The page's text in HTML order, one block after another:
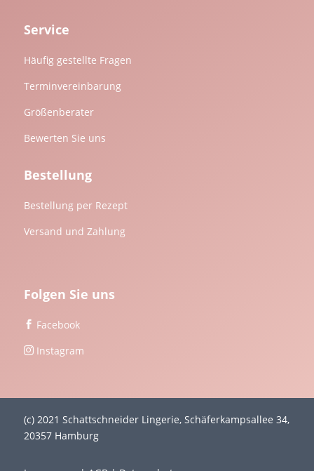
Service
Häufig gestellte Fragen
Terminvereinbarung
Größenberater
Bewerten Sie uns
Bestellung
Bestellung per Rezept
Versand und Zahlung
Folgen Sie uns
 Facebook
 Instagram
(c) 2021 Schattschneider Lingerie, Schäferkampsallee 34,
20357 Hamburg